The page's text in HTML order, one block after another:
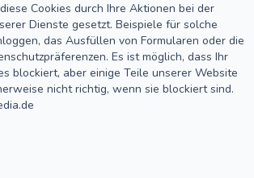
Cookies durch Ihre Aktionen bei der
Dienste gesetzt. Beispiele für solche
das Ausfüllen von Formularen oder die
Es ist möglich, dass Ihr
blockiert, aber einige Teile unserer Website
nicht richtig, wenn sie blockiert sind.